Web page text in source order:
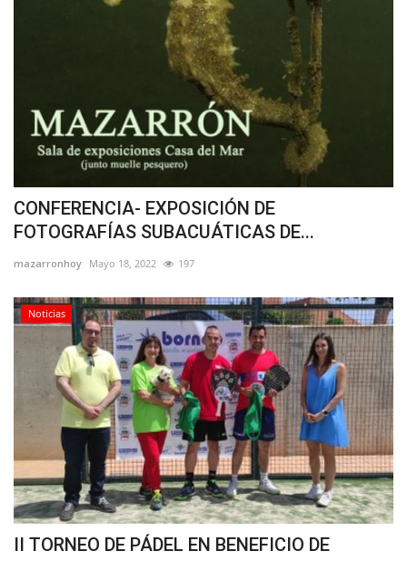
CONFERENCIA- EXPOSICIÓN DE
FOTOGRAFÍAS SUBACUÁTICAS DE...
mazarronhoy Mayo 18, 2022 197
Noticias
II TORNEO DE PÁDEL EN BENEFICIO DE